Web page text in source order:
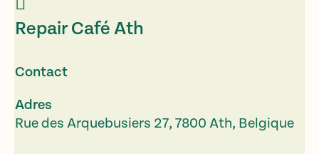
Repair Café Ath
Contact
Adres
Rue des Arquebusiers 27, 7800 Ath, Belgique